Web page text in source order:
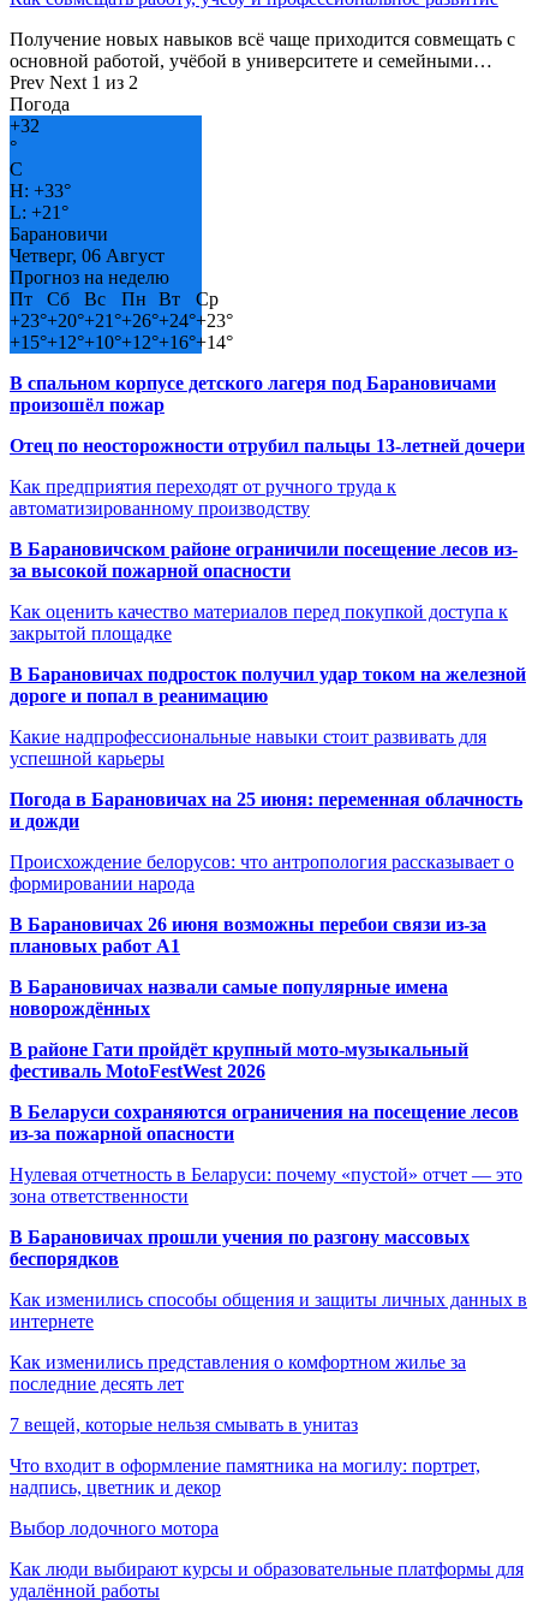
Получение новых навыков всё чаще приходится совмещать с
основной работой, учёбой в университете и семейными…
Prev Next 1 из 2
Погода
+32
°
C
H: +33°
L: +21°
Барановичи
Четверг, 06 Август
Прогноз на неделю
Пт
Сб Вс Пн Вт
Ср
+23°+20°+21°+26°+24°+23°
+15°+12°+10°+12°+16°+14°
В спальном корпусе детского лагеря под Барановичами
произошёл пожар
Отец по неосторожности отрубил пальцы 13-летней дочери
Как предприятия переходят от ручного труда к
автоматизированному производству
В Барановичском районе ограничили посещение лесов из-
за высокой пожарной опасности
Как оценить качество материалов перед покупкой доступа к
закрытой площадке
В Барановичах подросток получил удар током на железной
дороге и попал в реанимацию
Какие надпрофессиональные навыки стоит развивать для
успешной карьеры
Погода в Барановичах на 25 июня: переменная облачность
и дожди
Происхождение белорусов: что антропология рассказывает о
формировании народа
В Барановичах 26 июня возможны перебои связи из-за
плановых работ A1
В Барановичах назвали самые популярные имена
новорождённых
В районе Гати пройдёт крупный мото-музыкальный
фестиваль MotoFestWest 2026
В Беларуси сохраняются ограничения на посещение лесов
из-за пожарной опасности
Нулевая отчетность в Беларуси: почему «пустой» отчет — это
зона ответственности
В Барановичах прошли учения по разгону массовых
беспорядков
Как изменились способы общения и защиты личных данных в
интернете
Как изменились представления о комфортном жилье за
последние десять лет
7 вещей, которые нельзя смывать в унитаз
Что входит в оформление памятника на могилу: портрет,
надпись, цветник и декор
Выбор лодочного мотора
Как люди выбирают курсы и образовательные платформы для
удалённой работы